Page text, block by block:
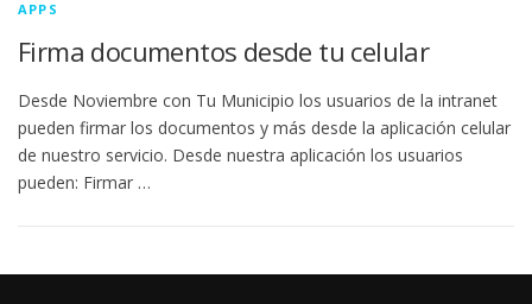
APPS
Firma documentos desde tu celular
Desde Noviembre con Tu Municipio los usuarios de la intranet
pueden firmar los documentos y más desde la aplicación celular
de nuestro servicio. Desde nuestra aplicación los usuarios
pueden: Firmar …